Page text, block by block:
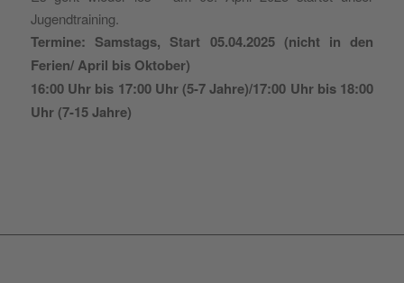
Jugendtraining.
Termine: Samstags, Start 05.04.2025(nicht in den
Ferien/ April bis Oktober)
16:00 Uhr bis 17:00 Uhr (5-7 Jahre)/17:00 Uhr bis 18:00
Uhr (7-15 Jahre)